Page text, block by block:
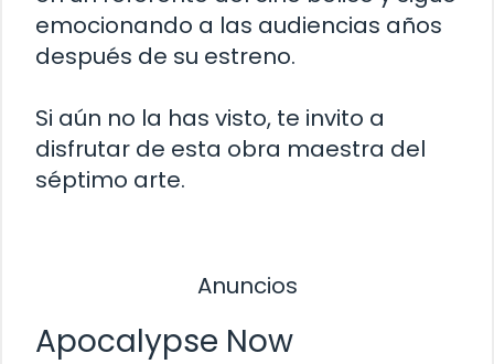
emocionando a las audiencias años
después de su estreno.
Si aún no la has visto, te invito a
disfrutar de esta obra maestra del
séptimo arte.
Anuncios
Apocalypse Now